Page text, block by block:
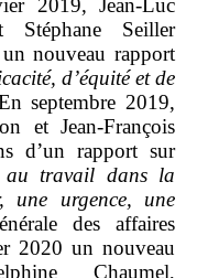
2019, Jean‑Luc
Stéphane Seiller
nouveau rapport
d’équité et de
septembre 2019,
et Jean‑François
d’un rapport sur
au travail dans la
une urgence, une
des affaires
2020 un nouveau
Chaumel,